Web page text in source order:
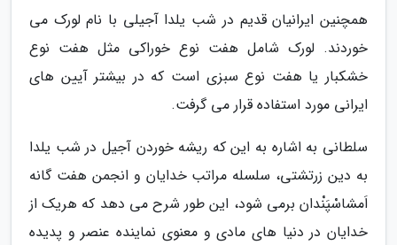
همچنین ایرانیان قدیم در شب یلدا آجیلی با نام لورک می
خوردند. لورک شامل هفت نوع خوراکی مثل هفت نوع
خشکبار یا هفت نوع سبزی است که در بیشتر آیین های
ایرانی مورد استفاده قرار می گرفت.
سلطانی به اشاره به این که ریشه خوردن آجیل در شب یلدا
به دین زرتشتی، سلسله مراتب خدایان و انجمن هفت گانه
اَمشاسْپَنْدان برمی شود، این طور شرح می دهد که هریک از
خدایان در دنیا های مادی و معنوی نماینده عنصر و پدیده